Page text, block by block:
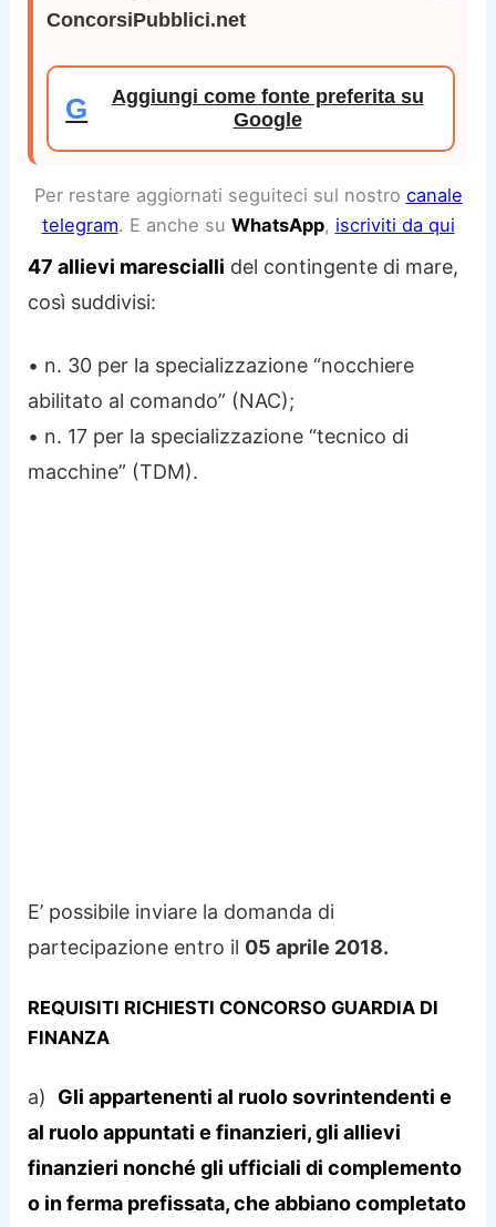
ConcorsiPubblici.net
G
Aggiungi come fonte preferita su
Google
Per restare aggiornati seguiteci sul nostro canale
telegram. E anche su WhatsApp, iscriviti da qui
47 allievi marescialli del contingente di mare,
così suddivisi:
• n. 30 per la specializzazione “nocchiere
abilitato al comando” (NAC);
• n. 17 per la specializzazione “tecnico di
macchine” (TDM).
E’ possibile inviare la domanda di
partecipazione entro il 05 aprile 2018.
REQUISITI RICHIESTI CONCORSO GUARDIA DI
FINANZA
a) Gli appartenenti al ruolo sovrintendenti e
al ruolo appuntati e finanzieri, gli allievi
finanzieri nonché gli ufficiali di complemento
o in ferma prefissata, che abbiano completato